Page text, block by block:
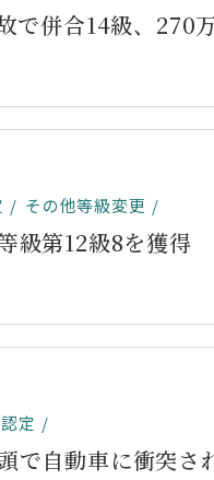
で併合14級、270
その他等級変更
級第12級8を獲得
定
で自動車に衝突さ